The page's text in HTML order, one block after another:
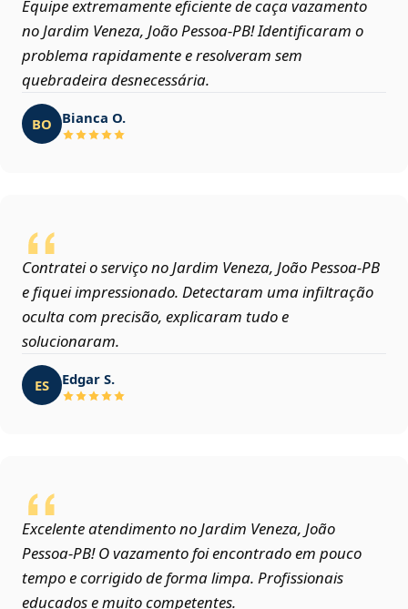
Equipe extremamente eficiente de caça vazamento
no Jardim Veneza, João Pessoa‑PB! Identificaram o
problema rapidamente e resolveram sem
quebradeira desnecessária.
BO Bianca O.
Contratei o serviço no Jardim Veneza, João Pessoa‑PB
e fiquei impressionado. Detectaram uma infiltração
oculta com precisão, explicaram tudo e
solucionaram.
ES Edgar S.
Excelente atendimento no Jardim Veneza, João
Pessoa‑PB! O vazamento foi encontrado em pouco
tempo e corrigido de forma limpa. Profissionais
educados e muito competentes.